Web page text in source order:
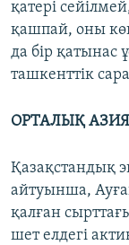
қатері
қашпай, оны
да бір қатынас
ташкенттік
ОРТАЛЫҚ
Қазақстандық
айтуынша,
қалған
шет елдегі